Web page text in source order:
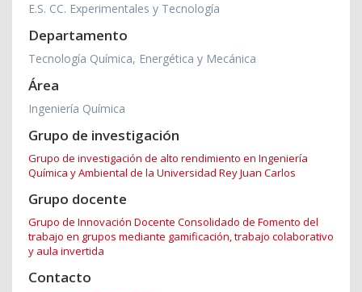
E.S. CC. Experimentales y Tecnología
Departamento
Tecnología Química, Energética y Mecánica
Área
Ingeniería Química
Grupo de investigación
Grupo de investigación de alto rendimiento en Ingeniería
Química y Ambiental de la Universidad Rey Juan Carlos
Grupo docente
Grupo de Innovación Docente Consolidado de Fomento del
trabajo en grupos mediante gamificación, trabajo colaborativo
y aula invertida
Contacto